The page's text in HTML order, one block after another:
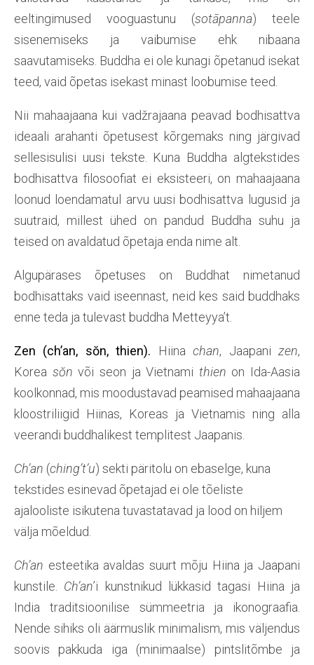
eeltingimused vooguastunu (sotāpanna) teele
sisenemiseks ja vaibumise ehk nibaana
saavutamiseks. Buddha ei ole kunagi õpetanud isekat
teed, vaid õpetas isekast minast loobumise teed.
Nii mahaajaana kui vadžrajaana peavad bodhisattva
ideaali arahanti õpetusest kõrgemaks ning järgivad
sellesisulisi uusi tekste. Kuna Buddha algtekstides
bodhisattva filosoofiat ei eksisteeri, on mahaajaana
loonud loendamatul arvu uusi bodhisattva lugusid ja
suutraid, millest ühed on pandud Buddha suhu ja
teised on avaldatud õpetaja enda nime alt.
Algupärases õpetuses on Buddhat nimetanud
bodhisattaks vaid iseennast, neid kes said buddhaks
enne teda ja tulevast buddha Metteyya’t.
Zen (ch’an, sŏn, thien). Hiinachan, Jaapanizen,
Korea sŏn või seon ja Vietnami thien on Ida-Aasia
koolkonnad, mis moodustavad peamised mahaajaana
kloostriliigid Hiinas, Koreas ja Vietnamis ning alla
veerandi buddhalikest templitest Jaapanis.
Ch’an (ching’t’u) sekti päritolu on ebaselge, kuna
tekstides esinevad õpetajad ei ole tõeliste
ajalooliste isikutena tuvastatavad ja lood on hiljem
välja mõeldud.
Ch’an esteetika avaldas suurt mõju Hiina ja Jaapani
kunstile. Ch’an’i kunstnikud lükkasid tagasi Hiina ja
India traditsioonilise sümmeetria ja ikonograafia.
Nende sihiks oli äärmuslik minimalism, mis väljendus
soovis pakkuda iga (minimaalse) pintslitõmbe ja